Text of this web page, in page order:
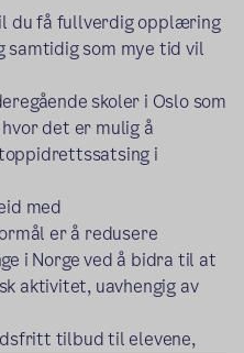
du få fullverdig opplæring
samtidig som mye tid vil
skoler i Oslo som
det er mulig å
i
med
er å redusere
i Norge ved å bidra til at
aktivitet, uavhengig av
tilbud til elevene,